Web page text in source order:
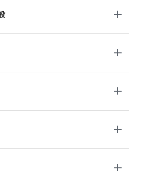
インチ シリーズ
インチ の新品買取価格
128GB シリーズ
128GB の新品買取価格